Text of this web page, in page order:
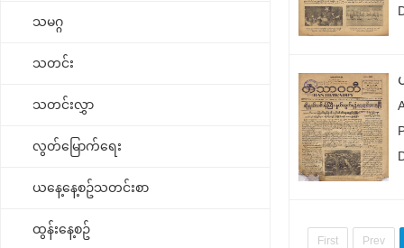
သမဂ္ဂ
သတင်း
သတင်းလွှာ
လွတ်မြောက်ရေး
ယနေ့နေ့စဥ်သတင်းစာ
ထွန်းနေ့စဥ်
First Prev